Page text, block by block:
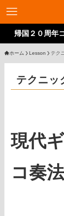
帰国２０周年
ホーム Lesson テク
テクニッ
現代
コ奏